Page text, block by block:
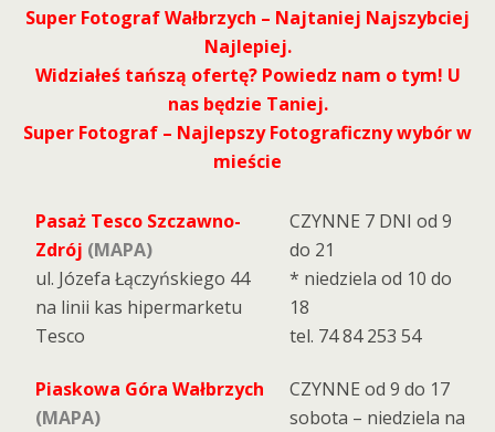
Super Fotograf Wałbrzych – Najtaniej Najszybciej
Najlepiej.
Widziałeś tańszą ofertę? Powiedz nam o tym! U
nas będzie Taniej.
Super Fotograf – Najlepszy Fotograficzny wybór w
mieście
Pasaż Tesco Szczawno-
Zdrój (MAPA)
ul. Józefa Łączyńskiego 44
na linii kas hipermarketu
Tesco
CZYNNE 7 DNI od 9
do 21
* niedziela od 10 do
18
tel. 74 84 253 54
Piaskowa Góra Wałbrzych
(MAPA)
CZYNNE od 9 do 17
sobota – niedziela na